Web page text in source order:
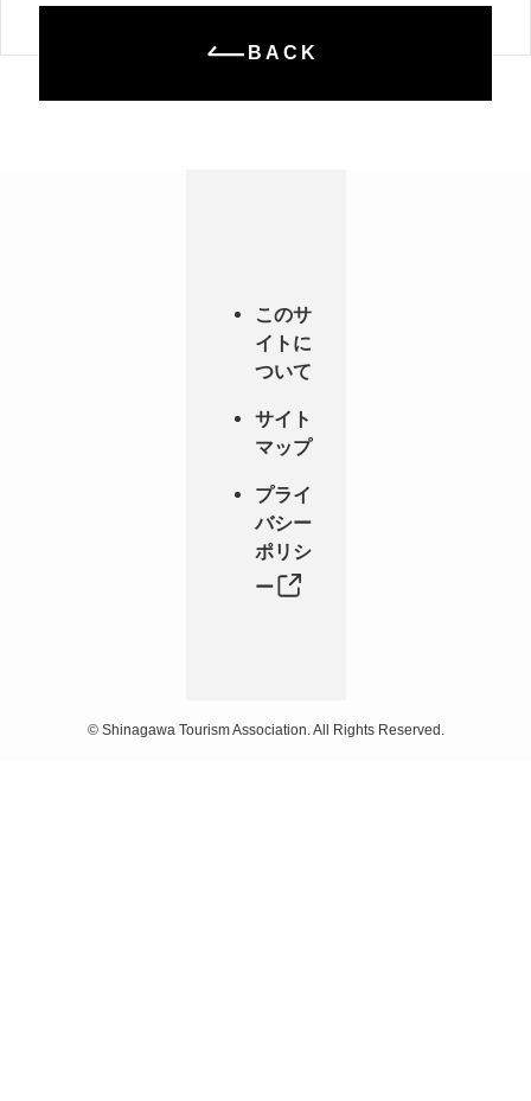
BACK
このサ
イトに
ついて
サイト
マップ
プライ
バシー
ポリシ
ー
©Shinagawa Tourism Association. All Rights Reserved.